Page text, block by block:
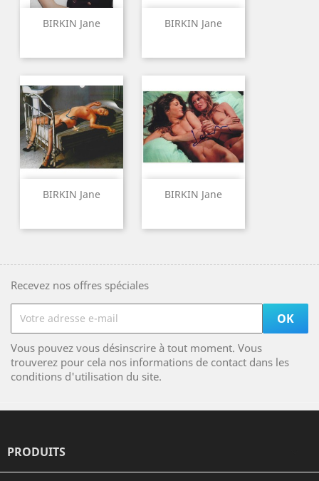
BIRKIN Jane BIRKIN Jane
BIRKIN Jane BIRKIN Jane
Recevez nos offres spéciales
Vous pouvez vous désinscrire à tout moment. Vous
trouverez pour cela nos informations de contact dans les
conditions d'utilisation du site.
PRODUITS